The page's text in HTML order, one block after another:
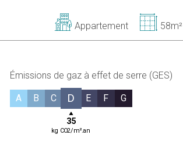
Appartement 58m²
Émissions de gaz à effet de serre (GES)
A B C D
35
kg CO2/m².an
E F G